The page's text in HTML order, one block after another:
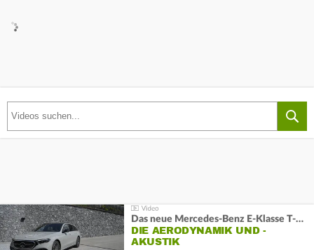
Das neue Mercedes-Benz E-Klasse T-Modell
DIE AERODYNAMIK UND -
AKUSTIK